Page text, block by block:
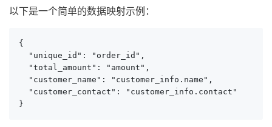
以下是一个简单的数据映射示例：
{
  "unique_id": "order_id",
  "total_amount": "amount",
  "customer_name": "customer_info.name",
  "customer_contact": "customer_info.contact"
}